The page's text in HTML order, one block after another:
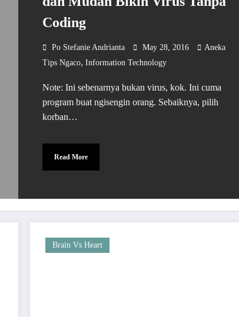
Coding
Po Stefanie Andrianta May 28, 2016
Aneka
Tips Ngaco, Information Technology
Note: Ini sebenarnya bukan virus, kok. Ini cuma
program buat ngisengin orang. Sebaiknya, pilih
korban…
Read More
Brain Vs Heart